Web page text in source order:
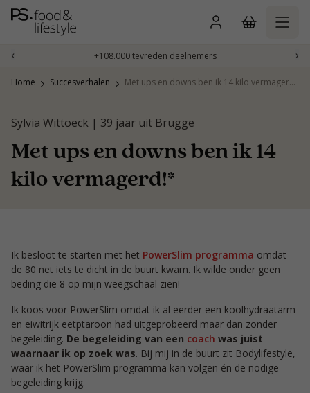
Naar
inhoud
‹ +108.000 tevreden deelnemers ›
Home Succesverhalen Met ups en downs ben ik 14 kilo vermagerd!*
Sylvia Wittoeck | 39 jaar uit Brugge
Met ups en downs ben ik 14
kilo vermagerd!*
Ik besloot te starten met het PowerSlim programma omdat
de 80 net iets te dicht in de buurt kwam. Ik wilde onder geen
beding die 8 op mijn weegschaal zien!
Ik koos voor PowerSlim omdat ik al eerder een koolhydraatarm
en eiwitrijk eetptaroon had uitgeprobeerd maar dan zonder
begeleiding. De begeleiding van een coach was juist
waarnaar ik op zoek was. Bij mij in de buurt zit Bodylifestyle,
waar ik het PowerSlim programma kan volgen én de nodige
begeleiding krijg.